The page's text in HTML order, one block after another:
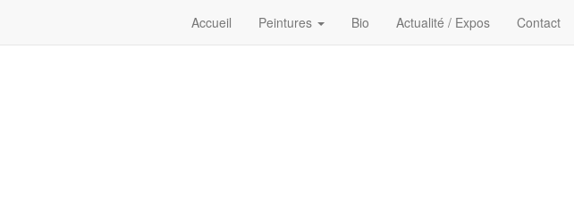
Accueil Peintures Bio Actualité / Expos Contact